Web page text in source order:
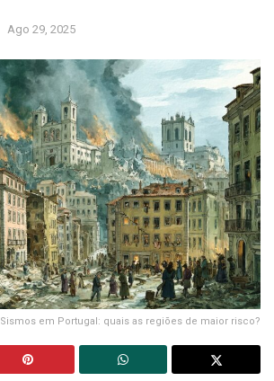
Ago 29, 2025
Sismos em Portugal: quais as regiões de maior risco?